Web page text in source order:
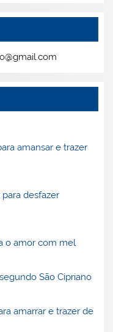
amansar e trazer
desfazer
o amor com mel
São Cipriano
amarrar e trazer de